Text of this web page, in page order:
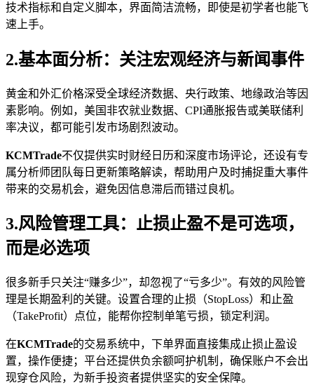
技术指标和自定义脚本，界面简洁流畅，即使是初学者也能飞
速上手。
2.基本面分析：关注宏观经济与新闻事件
黄金和外汇价格深受全球经济数据、央行政策、地缘政治等因
素影响。例如，美国非农就业数据、CPI通胀报告或美联储利
率决议，都可能引发市场剧烈波动。
KCMTrade不仅提供实时财经日历和深度市场评论，还设有专
属分析师团队每日更新策略解读，帮助用户及时捕捉重大事件
带来的交易机会，避免因信息滞后而错过良机。
3.风险管理工具：止损止盈不是可选项，
而是必选项
很多新手只关注“赚多少”，却忽视了“亏多少”。有效的风险管
理是长期盈利的关键。设置合理的止损（StopLoss）和止盈
（TakeProfit）点位，能帮你控制单笔亏损，锁定利润。
在KCMTrade的交易系统中，下单界面直接集成止损止盈设
置，操作便捷；平台还提供负余额呵护机制，确保账户不会出
现穿仓风险，为新手投资者提供坚实的安全保障。